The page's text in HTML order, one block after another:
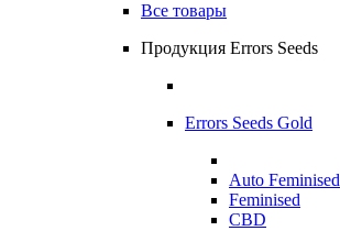
Все товары
Продукция Errors Seeds
Errors Seeds Gold
Auto Feminised
Feminised
CBD